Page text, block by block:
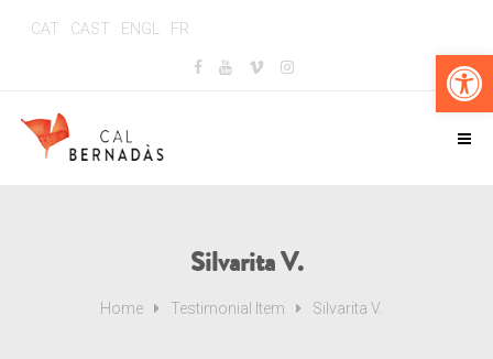
CAT CAST ENGL FR
Silvarita V.
Home Testimonial Item Silvarita V.